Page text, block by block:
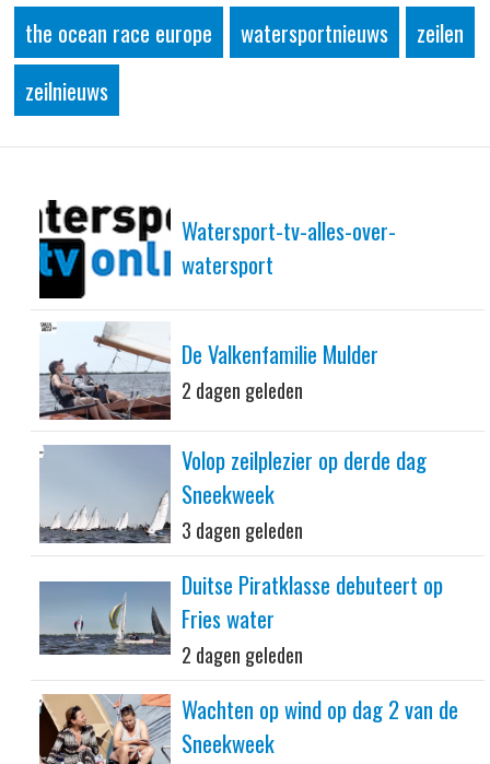
the ocean race europe watersportnieuws
zeilen
zeilnieuws
Watersport-tv-alles-over-
watersport
De Valkenfamilie Mulder
2 dagen geleden
Volop zeilplezier op derde dag
Sneekweek
3 dagen geleden
Duitse Piratklasse debuteert op
Fries water
2 dagen geleden
Wachten op wind op dag 2 van de
Sneekweek